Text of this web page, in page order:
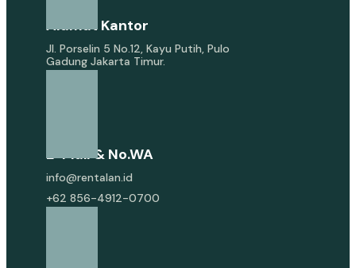
Alamat Kantor
Jl. Porselin 5 No.12, Kayu Putih, Pulo
Gadung Jakarta Timur.
E-Mail & No.WA
info@rentalan.id
+62 856-4912-0700